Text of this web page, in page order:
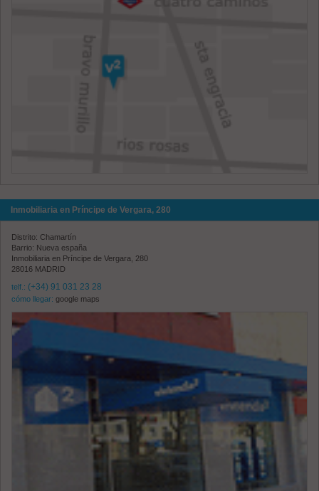
Inmobiliaria en Príncipe de Vergara, 280
Distrito: Chamartín
Barrio: Nueva españa
Inmobiliaria en Príncipe de Vergara, 280
28016 MADRID
telf.: (+34) 91 031 23 28
cómo llegar: google maps